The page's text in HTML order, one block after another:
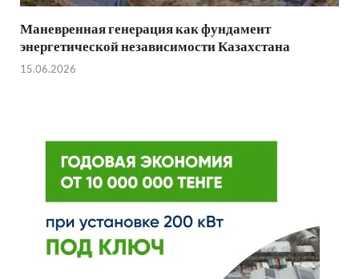
Маневренная генерация как фундамент
энергетической независимости Казахстана
15.06.2026